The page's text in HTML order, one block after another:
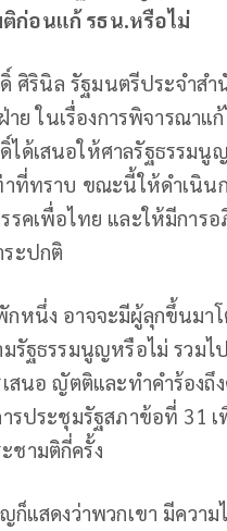
ก่อนแก้​ รธน.หรือไม่​
ศิรินิล​ รัฐมนตรีประจำสำ
ย ในเรื่องการพิจารณา
เสนอให้ศาลรัฐธรรมนู
ที่ทราบ ขณะนี้ให้ดำเนิน
คเพื่อไทย​ และให้มีการ
ะปกติ
นึ่ง อาจจะมีผู้ลุกขึ้นมาโ
รัฐธรรมนูญหรือไม่ รวมไ
สนอ ญัตติและทำคำร้องถึ
รประชุมรัฐสภาข้อที่ 31
ชามติกี่ครั้ง​
แสดงว่าพวกเขา มีความ